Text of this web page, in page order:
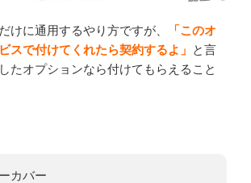
けに通用するやり方ですが、
「このオ
スで付けてくれたら契約するよ」 と言
たオプションなら付けてもらえること
カバー